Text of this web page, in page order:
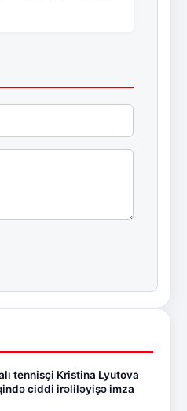
tennisçi Kristina Lyutova
ciddi irəliləyişə imza